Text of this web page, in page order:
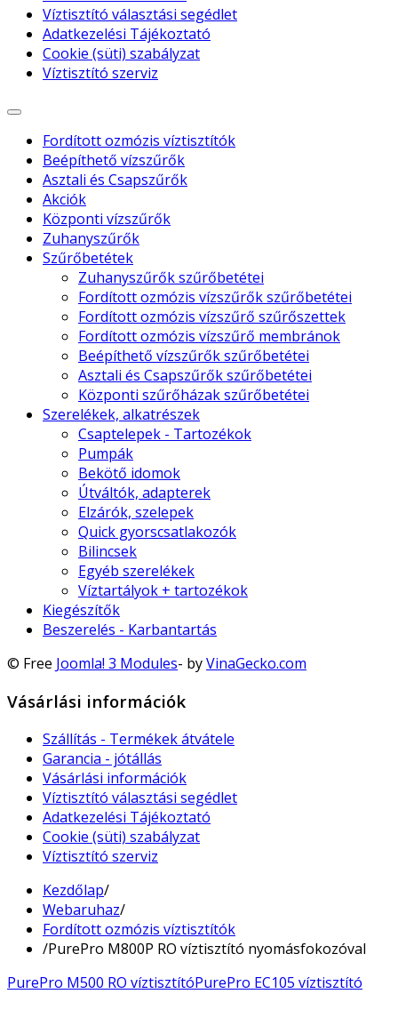
Víztisztító választási segédlet
Adatkezelési Tájékoztató
Cookie (süti) szabályzat
Víztisztító szerviz
Fordított ozmózis víztisztítók
Beépíthető vízszűrők
Asztali és Csapszűrők
Akciók
Központi vízszűrők
Zuhanyszűrők
Szűrőbetétek
Zuhanyszűrők szűrőbetétei
Fordított ozmózis vízszűrők szűrőbetétei
Fordított ozmózis vízszűrő szűrőszettek
Fordított ozmózis vízszűrő membránok
Beépíthető vízszűrők szűrőbetétei
Asztali és Csapszűrők szűrőbetétei
Központi szűrőházak szűrőbetétei
Szerelékek, alkatrészek
Csaptelepek - Tartozékok
Pumpák
Bekötő idomok
Útváltók, adapterek
Elzárók, szelepek
Quick gyorscsatlakozók
Bilincsek
Egyéb szerelékek
Víztartályok + tartozékok
Kiegészítők
Beszerelés - Karbantartás
© Free Joomla! 3 Modules- byVinaGecko.com
Vásárlási információk
Szállítás - Termékek átvátele
Garancia - jótállás
Vásárlási információk
Víztisztító választási segédlet
Adatkezelési Tájékoztató
Cookie (süti) szabályzat
Víztisztító szerviz
Kezdőlap/
Webaruhaz/
Fordított ozmózis víztisztítók
/PurePro M800P RO víztisztító nyomásfokozóval
PurePro M500 RO víztisztítóPurePro EC105 víztisztító